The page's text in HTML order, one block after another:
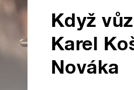
Když
Karel
Nováka